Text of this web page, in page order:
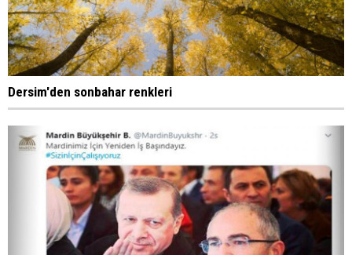
Dersim'den sonbahar renkleri